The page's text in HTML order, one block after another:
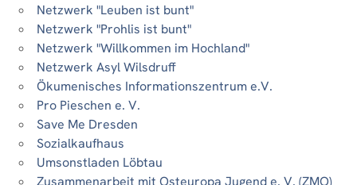
Netzwerk "Leuben ist bunt"
Netzwerk "Prohlis ist bunt"
Netzwerk "Willkommen im Hochland"
Netzwerk Asyl Wilsdruff
Ökumenisches Informationszentrum e.V.
Pro Pieschen e. V.
Save Me Dresden
Sozialkaufhaus
Umsonstladen Löbtau
Zusammenarbeit mit Osteuropa Jugend e. V. (ZMO)